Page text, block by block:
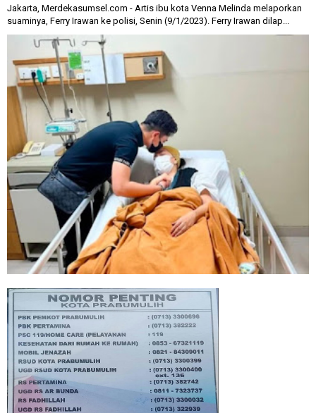
Jakarta, Merdekasumsel.com - Artis ibu kota Venna Melinda melaporkan
suaminya, Ferry Irawan ke polisi, Senin (9/1/2023). Ferry Irawan dilap...